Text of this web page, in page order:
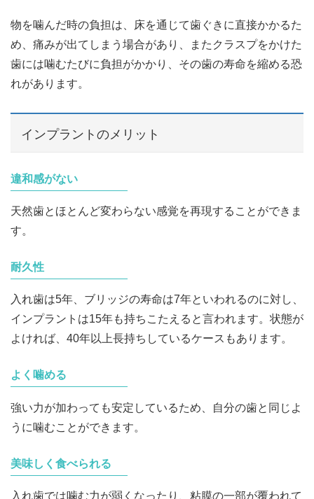
物を噛んだ時の負担は、床を通じて歯ぐきに直接かかるた
め、痛みが出てしまう場合があり、またクラスプをかけた
歯には噛むたびに負担がかかり、その歯の寿命を縮める恐
れがあります。
インプラントのメリット
違和感がない
天然歯とほとんど変わらない感覚を再現することができま
す。
耐久性
入れ歯は5年、ブリッジの寿命は7年といわれるのに対し、
インプラントは15年も持ちこたえると言われます。状態が
よければ、40年以上長持ちしているケースもあります。
よく噛める
強い力が加わっても安定しているため、自分の歯と同じよ
うに噛むことができます。
美味しく食べられる
入れ歯では噛む力が弱くなったり、粘膜の一部が覆われて